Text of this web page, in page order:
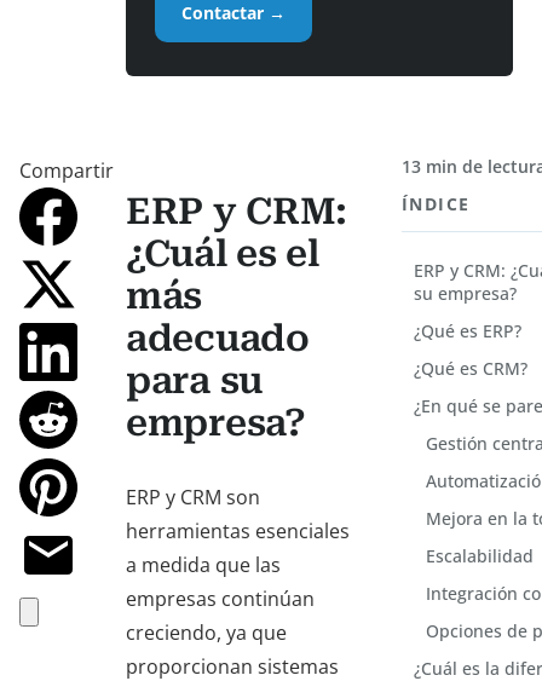
Contactar →
Compartir
ERP y CRM:
¿Cuál es el
más
adecuado
para su
empresa?
ERP y CRM son
herramientas esenciales
a medida que las
empresas continúan
creciendo, ya que
proporcionan sistemas
13 min de
ÍNDICE
ERP y CRM:
su empresa?
¿Qué es ERP?
¿Qué es CRM?
¿En qué se
Gestión
Mejora en la
Escalabilidad
Integración
Opciones de
¿Cuál es la